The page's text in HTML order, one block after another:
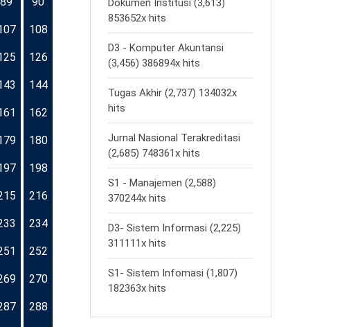
108
126
144
162
180
198
216
234
252
270
288
Dokumen Institusi (3,613)
853652x hits
D3 - Komputer Akuntansi
(3,456) 386894x hits
Tugas Akhir (2,737) 134032x
hits
Jurnal Nasional Terakreditasi
(2,685) 748361x hits
S1 - Manajemen (2,588)
370244x hits
D3- Sistem Informasi (2,225)
311111x hits
S1- Sistem Infomasi (1,807)
182363x hits